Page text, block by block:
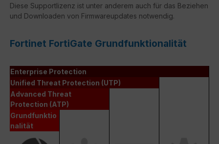
Diese Supportlizenz ist unter anderem auch für das Beziehen
und Downloaden von Firmwareupdates notwendig.
Fortinet FortiGate Grundfunktionalität
Enterprise Protection
Unified Threat Protection (UTP)
Advanced Threat
Protection (ATP)
Grundfunktio
nalität